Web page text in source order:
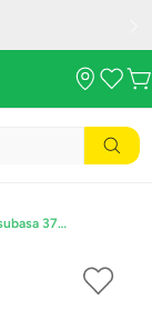
Figura Capitan Tsubasa 37790